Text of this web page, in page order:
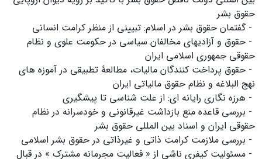
حقوق بشر
- گفتمان حقوق بشر در اسلام: تبیینی از منظر کرامت انسانی
- حقوق و آزادیهای مخالفان سیاسی در حکومت علوی و نظام
حقوقی جمهوری اسلامی ایران
- حقوق پرداخت کنندگان مالیات، مطالعۀ تطبیقی در آموزه های
نهج البلاغه و نظام حقوق مالیاتی ایران
- هرزه نگاری رایانه ای: از علت شناسی تا پیشگیری
- بررسی قاعده منع بازداشت غیرقانونی و خودسرانه در نظام
حقوقی ایران و اسناد بین المللی حقوق بشر
- بررسی ملازمت کرامت ذاتی و غیرذاتی در حقوق بشر اسلامی
- مسئولیت کیفری ناشی از « فعالیت مجرمانه مشترک » در قبال